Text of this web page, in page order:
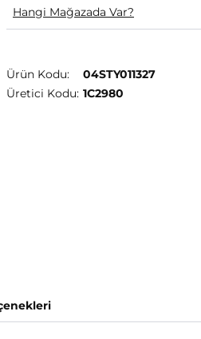
Hangi Mağazada Var?
Ürün Kodu:
04STY011327
Üretici Kodu: 1C2980